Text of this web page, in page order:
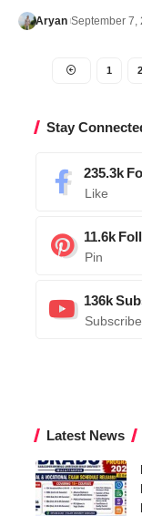
Aryan September 7,
1 2
Stay
235.3k
Like
11.6k
Pin
136k
Subscribe
Latest News